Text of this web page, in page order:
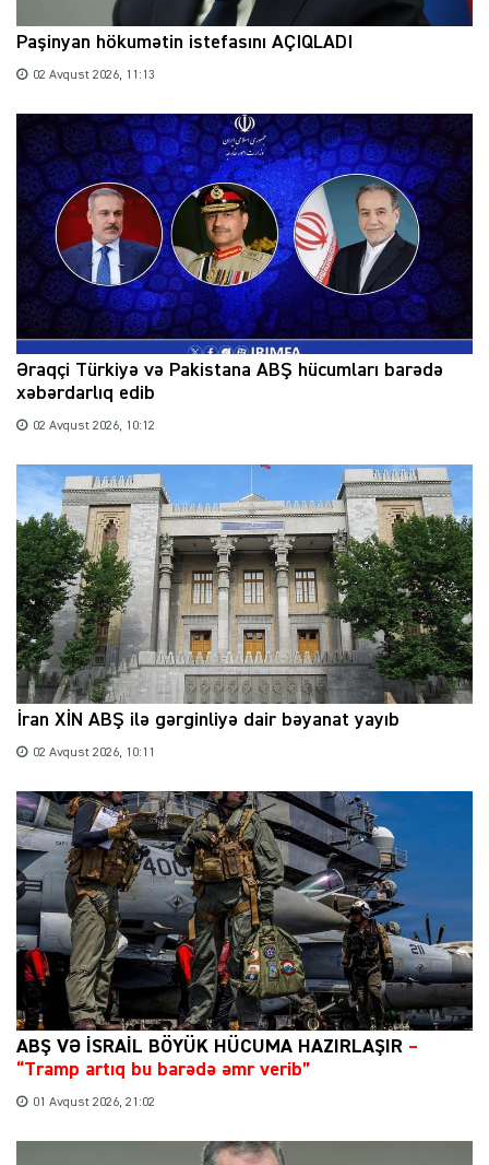
Paşinyan hökumətin istefasını AÇIQLADI
02 Avqust 2026, 11:13
Əraqçi Türkiyə və Pakistana ABŞ hücumları barədə
xəbərdarlıq edib
02 Avqust 2026, 10:12
İran XİN ABŞ ilə gərginliyə dair bəyanat yayıb
02 Avqust 2026, 10:11
ABŞ VƏ İSRAİL BÖYÜK HÜCUMA HAZIRLAŞIR –
“Tramp artıq bu barədə əmr verib”
01 Avqust 2026, 21:02